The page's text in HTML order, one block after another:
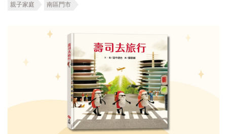
親子家庭 南區門市